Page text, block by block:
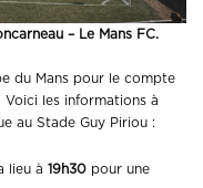
– Le Mans FC.
du Mans pour le compte
les informations à
au Stade Guy Piriou :
lieu à 19h30 pour une